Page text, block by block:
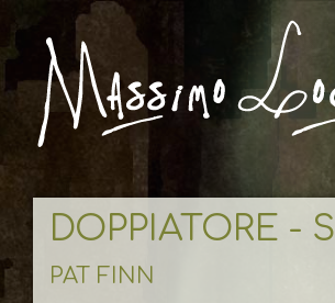
DOPPIATORE -
PAT FINN